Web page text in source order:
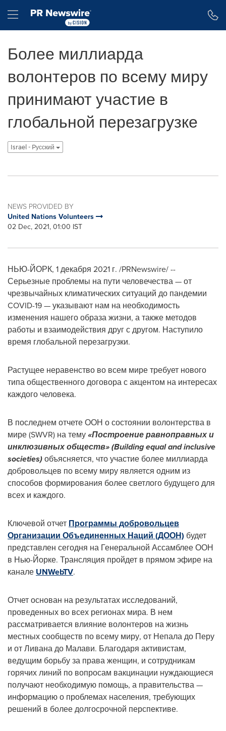
Hamburger menu
Более миллиарда
волонтеров по всему миру
принимают участие в
глобальной перезагрузке
Israel - Pусский
NEWS PROVIDED BY
United Nations Volunteers
02 Dec, 2021, 01:00 IST
НЬЮ-ЙОРК, 1 декабря 2021 г. /PRNewswire/ --
Серьезные проблемы на пути человечества — от
чрезвычайных климатических ситуаций до пандемии
COVID-19 — указывают нам на необходимость
изменения нашего образа жизни, а также методов
работы и взаимодействия друг с другом. Наступило
время глобальной перезагрузки.
Растущее неравенство во всем мире требует нового
типа общественного договора с акцентом на интересах
каждого человека.
В последнем отчете ООН о состоянии волонтерства в
мире (SWVR) на тему«Построение равноправных и
инклюзивных обществ» (Building equal and inclusive
societies)объясняется, что участие более миллиарда
добровольцев по всему миру является одним из
способов формирования более светлого будущего для
всех и каждого.
Ключевой отчет Программы добровольцев
Организации Объединенных Наций (ДООН) будет
представлен сегодня на Генеральной Ассамблее ООН
в Нью-Йорке. Трансляция пройдет в прямом эфире на
канале UNWebTV.
Отчет основан на результатах исследований,
проведенных во всех регионах мира. В нем
рассматривается влияние волонтеров на жизнь
местных сообществ по всему миру, от Непала до Перу
и от Ливана до Малави. Благодаря активистам,
ведущим борьбу за права женщин, и сотрудникам
горячих линий по вопросам вакцинации нуждающиеся
получают необходимую помощь, а правительства —
информацию о проблемах населения, требующих
решений в более долгосрочной перспективе.